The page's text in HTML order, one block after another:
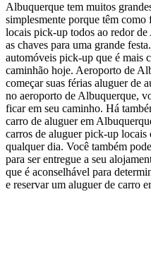
Albuquerque tem muitos
simplesmente porque têm
locais pick-up todos ao redor
as chaves para uma grande
automóveis pick-up que é mais
caminhão hoje. Aeroporto de
começar suas férias aluguer de
no aeroporto de Albuquerque,
ficar em seu caminho. Há
carro de aluguer em
carros de aluguer pick-up locais
qualquer dia. Você também
para ser entregue a seu
que é aconselhável para
e reservar um aluguer de carro